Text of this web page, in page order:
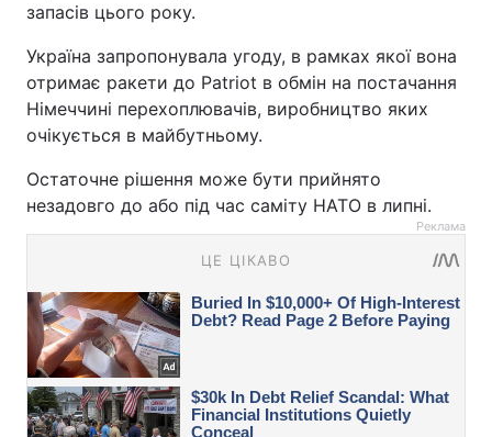
запасів цього року.
Україна запропонувала угоду, в рамках якої вона
отримає ракети до Patriot в обмін на постачання
Німеччині перехоплювачів, виробництво яких
очікується в майбутньому.
Остаточне рішення може бути прийнято
незадовго до або під час саміту НАТО в липні.
Реклама